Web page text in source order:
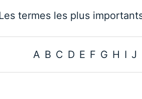
termes les plus
A B C D E F G H I J